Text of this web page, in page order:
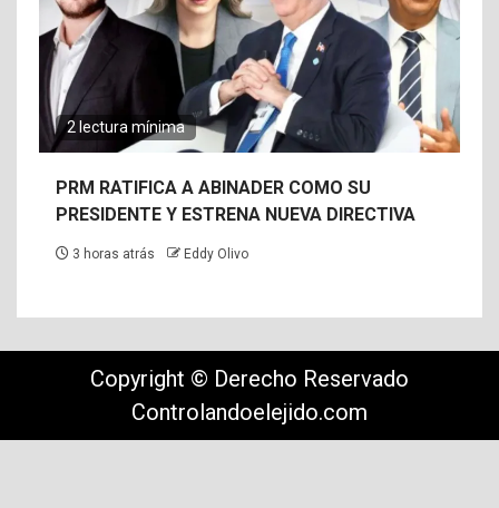
2 lectura mínima
PRM RATIFICA A ABINADER COMO SU
PRESIDENTE Y ESTRENA NUEVA DIRECTIVA
3 horas atrás Eddy Olivo
Copyright © Derecho Reservado
Controlandoelejido.com